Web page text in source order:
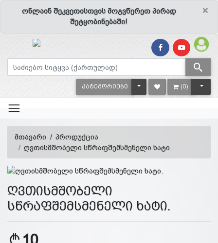
×
ონლაინ შეკვეთისთვის მოგვწერეთ პირად
შეტყობინებაში!
ᲙᲐᲢᲔᲒᲝᲠᲘᲔᲑᲘ TOGGLE DROPDOWN
(0)
მთავარი
პროდუქცია
ღვთისმშობელი სწრაფშემსმენელი ხატი.
ღვთისმშობელი
სწრაფშემსმენელი ხატი.
10